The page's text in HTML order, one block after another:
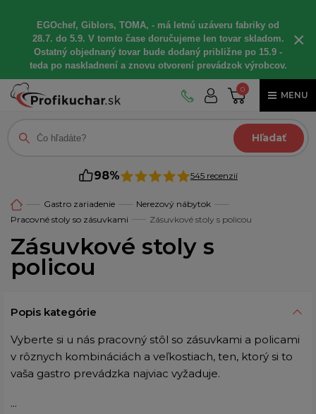
EGOchef, Giblors, TOMA, - má letnú uzáveru fabriky od
28.7. do 5.9. V tomto čase doručujeme len tovar skladom.
Ostatný objednaný tovar bude dodaný približne po 15.9 -
teda po naskladnení a znovu otvorení prevádzok výrobcov.
×
0
MENU
Hľadať
98% 545 recenzií
Gastro zariadenie
Nerezový nábytok
Pracovné stoly so zásuvkami
Zásuvkové stoly s policou
Zásuvkové stoly s
policou
Popis kategórie
Vyberte si u nás pracovný stôl so zásuvkami a policami
v rôznych kombináciách a veľkostiach, ten, ktorý si to
vaša gastro prevádzka najviac vyžaduje.
...